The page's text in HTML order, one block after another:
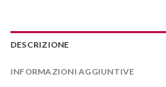
DESCRIZIONE
INFORMAZIONI AGGIUNTIVE